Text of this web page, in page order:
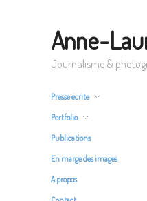
Anne-
Journalisme &
Presse écrite
Portfolio
Publications
En marge des images
A propos